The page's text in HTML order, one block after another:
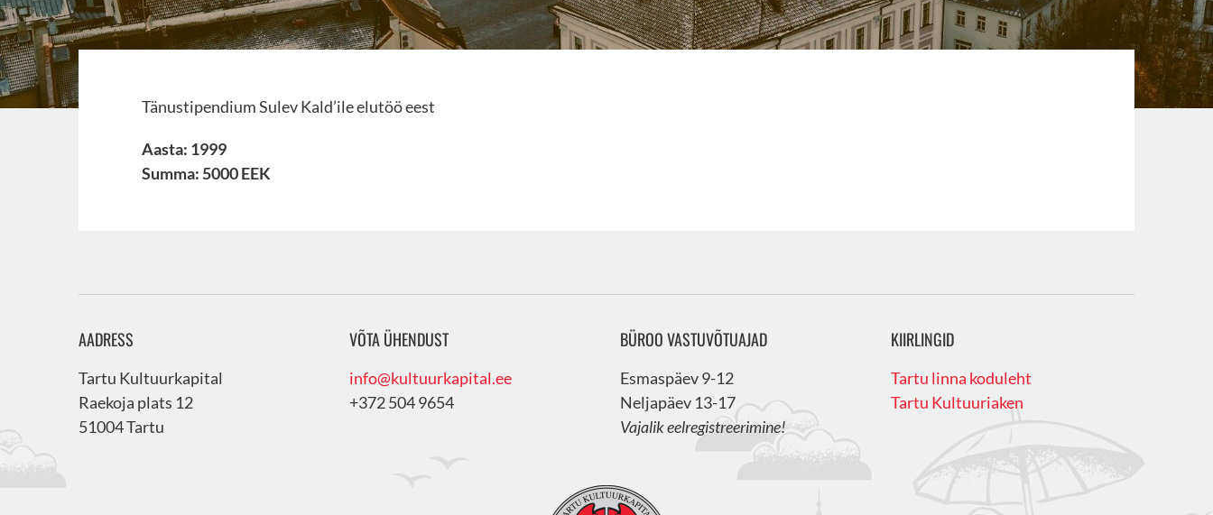
Tänustipendium Sulev Kald’ile elutöö eest
Aasta: 1999
Summa: 5000 EEK
AADRESS
Tartu Kultuurkapital
Raekoja plats 12
51004 Tartu
VÕTA ÜHENDUST
info@kultuurkapital.ee
+372 504 9654
BÜROO VASTUVÕTUAJAD
Esmaspäev 9-12
Neljapäev 13-17
Vajalik eelregistreerimine!
KIIRLINGID
Tartu linna koduleht
Tartu Kultuuriaken